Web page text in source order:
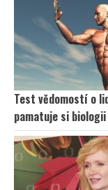
Test vědomostí o
pamatuje si